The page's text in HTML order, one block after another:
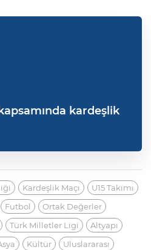
kardeşlik
Kardeşlik Maçı
U15 Takımı
Futbol
Ortak Değerler
Türk Milletler Ligi
Altyapı
Kültür
Uluslararası